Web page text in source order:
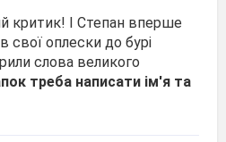
критик! І Степан вперше
свої оплески до бурі
слова великого
треба написати ім'я та